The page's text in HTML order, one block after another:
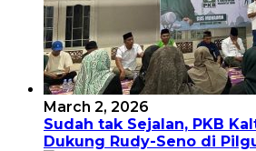
March 2, 2026
Sudah tak Sejalan, PKB
Dukung Rudy-Seno di